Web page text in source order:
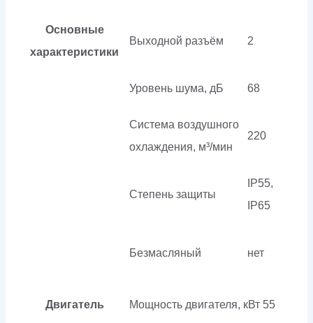
Основные
характеристики
Выходной разъём 2
Уровень шума, дБ 68
Система воздушного
охлаждения, м³/мин
220
Степень защиты
IP55,
IP65
Безмасляный нет
Двигатель Мощность двигателя, кВт 55